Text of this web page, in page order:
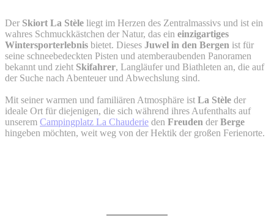
Der Skiort La Stèle liegt im Herzen des Zentralmassivs und ist ein
wahres Schmuckkästchen der Natur, das ein einzigartiges
Wintersporterlebnis bietet. Dieses Juwel in den Bergen ist für
seine schneebedeckten Pisten und atemberaubenden Panoramen
bekannt und zieht Skifahrer, Langläufer und Biathleten an, die auf
der Suche nach Abenteuer und Abwechslung sind.
Mit seiner warmen und familiären Atmosphäre ist La Stèle der
ideale Ort für diejenigen, die sich während ihres Aufenthalts auf
unserem Campingplatz La Chauderie den Freuden der Berge
hingeben möchten, weit weg von der Hektik der großen Ferienorte.